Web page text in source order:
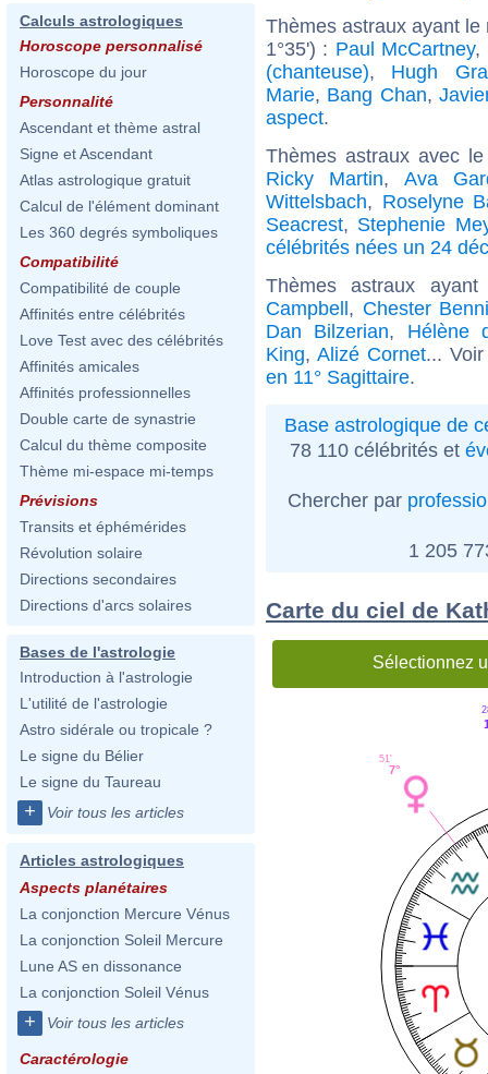
Calculs astrologiques
Horoscope personnalisé
Horoscope du jour
Personnalité
Ascendant et thème astral
Signe et Ascendant
Atlas astrologique gratuit
Calcul de l'élément dominant
Les 360 degrés symboliques
Compatibilité
Compatibilité de couple
Affinités entre célébrités
Love Test avec des célébrités
Affinités amicales
Affinités professionnelles
Double carte de synastrie
Calcul du thème composite
Thème mi-espace mi-temps
Prévisions
Transits et éphémérides
Révolution solaire
Directions secondaires
Directions d'arcs solaires
Bases de l'astrologie
Introduction à l'astrologie
L'utilité de l'astrologie
Astro sidérale ou tropicale ?
Le signe du Bélier
Le signe du Taureau
+ Voir tous les articles
Articles astrologiques
Aspects planétaires
La conjonction Mercure Vénus
La conjonction Soleil Mercure
Lune AS en dissonance
La conjonction Soleil Vénus
+ Voir tous les articles
Caractérologie
Thèmes astraux ayant
1°35') : Paul McCartney,
(chanteuse), Hugh
Marie, Bang Chan,
aspect.
Thèmes astraux avec
Ricky Martin, Ava
Wittelsbach, Roselyne
Seacrest, Stephenie
célébrités nées un 24
Thèmes astraux
Campbell, Chester
Dan Bilzerian, Hélène
King, Alizé Cornet...
en 11° Sagittaire.
Base astrologique de
78 110 célébrités et
Chercher par
1 205
Carte du ciel de
Sélectionnez
7°
51'